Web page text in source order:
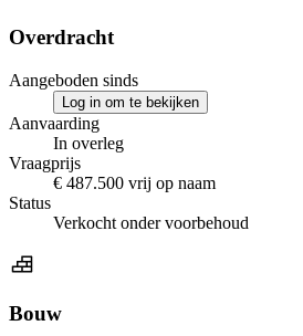
Overdracht
Aangeboden sinds
Log in om te bekijken
Aanvaarding
In overleg
Vraagprijs
€ 487.500 vrij op naam
Status
Verkocht onder voorbehoud
Bouw